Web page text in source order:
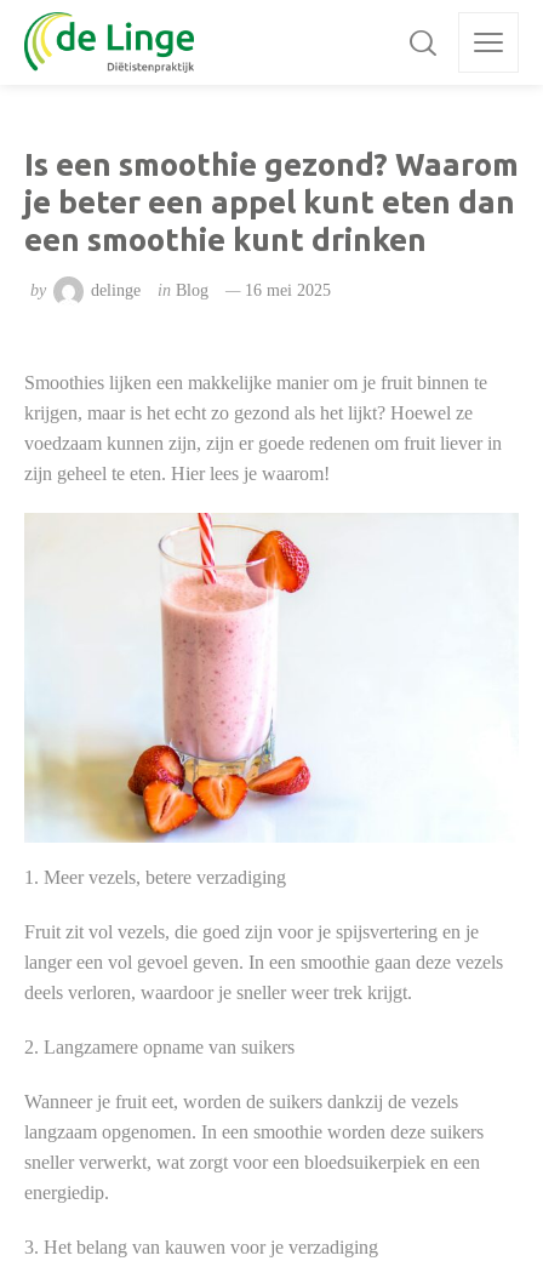
Is een smoothie gezond? Waarom
je beter een appel kunt eten dan
een smoothie kunt drinken
by delinge in Blog 16 mei 2025
Smoothies lijken een makkelijke manier om je fruit binnen te
krijgen, maar is het echt zo gezond als het lijkt? Hoewel ze
voedzaam kunnen zijn, zijn er goede redenen om fruit liever in
zijn geheel te eten. Hier lees je waarom!
1. Meer vezels, betere verzadiging
Fruit zit vol vezels, die goed zijn voor je spijsvertering en je
langer een vol gevoel geven. In een smoothie gaan deze vezels
deels verloren, waardoor je sneller weer trek krijgt.
2. Langzamere opname van suikers
Wanneer je fruit eet, worden de suikers dankzij de vezels
langzaam opgenomen. In een smoothie worden deze suikers
sneller verwerkt, wat zorgt voor een bloedsuikerpiek en een
energiedip.
3. Het belang van kauwen voor je verzadiging